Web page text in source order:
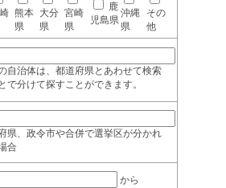
熊本
県
大分
県
宮崎
県
鹿
児島県
沖縄
県
その
他
自治体は、都道府県とあわせて検索
で分けて探すことができます。
県、政令市や合併で選挙区が分かれ
合
から